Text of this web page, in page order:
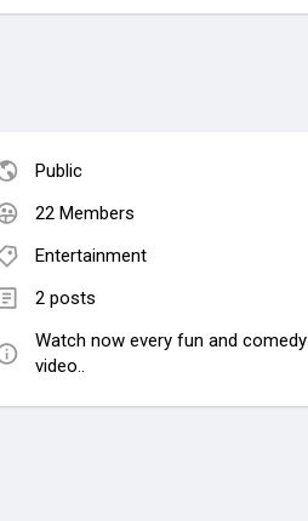
Public
22 Members
Entertainment
2 posts
Watch now every fun and comedy
video..